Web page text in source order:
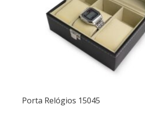
Porta Relógios 15045